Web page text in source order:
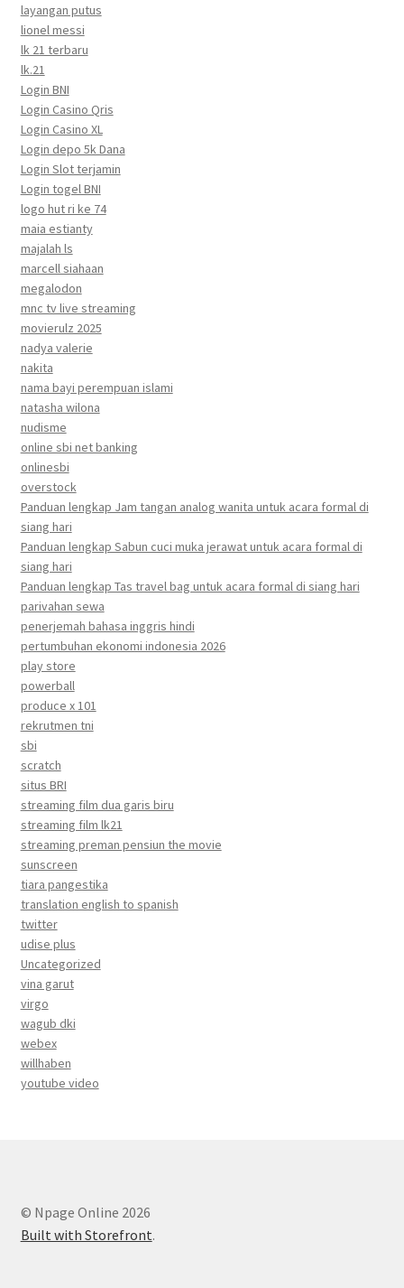
layangan putus
lionel messi
lk 21 terbaru
lk.21
Login BNI
Login Casino Qris
Login Casino XL
Login depo 5k Dana
Login Slot terjamin
Login togel BNI
logo hut ri ke 74
maia estianty
majalah ls
marcell siahaan
megalodon
mnc tv live streaming
movierulz 2025
nadya valerie
nakita
nama bayi perempuan islami
natasha wilona
nudisme
online sbi net banking
onlinesbi
overstock
Panduan lengkap Jam tangan analog wanita untuk acara formal di
siang hari
Panduan lengkap Sabun cuci muka jerawat untuk acara formal di
siang hari
Panduan lengkap Tas travel bag untuk acara formal di siang hari
parivahan sewa
penerjemah bahasa inggris hindi
pertumbuhan ekonomi indonesia 2026
play store
powerball
produce x 101
rekrutmen tni
sbi
scratch
situs BRI
streaming film dua garis biru
streaming film lk21
streaming preman pensiun the movie
sunscreen
tiara pangestika
translation english to spanish
twitter
udise plus
Uncategorized
vina garut
virgo
wagub dki
webex
willhaben
youtube video
© Npage Online 2026
Built with Storefront.